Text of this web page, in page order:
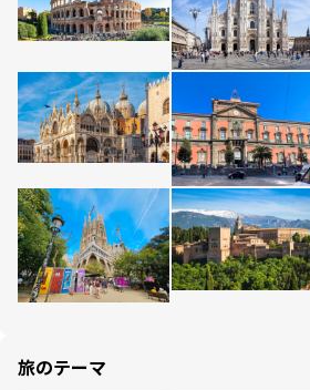
旅のテーマ